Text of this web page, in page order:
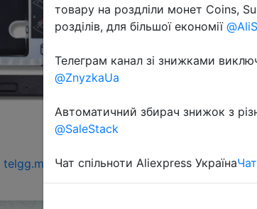
telgg.me/ChinaGoodBuy
товару на роздліли монет Coins,
розділів, для більшої економії
Телеграм канал зі знижками
@ZnyzkaUa
Автоматичний збирач знижок з
@SaleStack
Чат спільноти Aliexpress Україна